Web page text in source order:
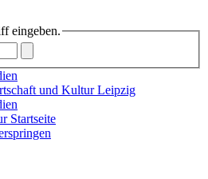
eingeben.
und Kultur Leipzig